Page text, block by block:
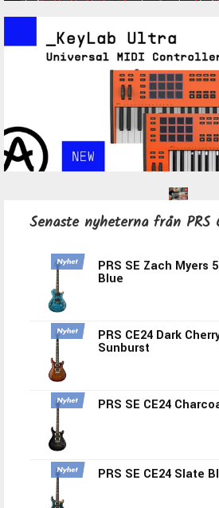
Senaste nyheterna från PRS
PRS SE Zach Myers
Blue
PRS CE24 Dark
Sunburst
PRS SE CE24
PRS SE CE24 Slate